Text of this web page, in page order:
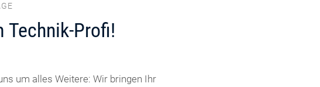
Technik-Profi!
um alles Weitere: Wir bringen Ihr